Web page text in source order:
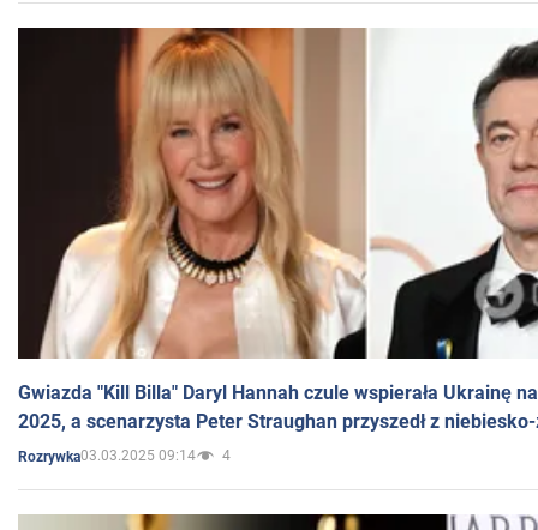
Gwiazda "Kill Billa" Daryl Hannah czule wspierała Ukrainę
2025, a scenarzysta Peter Straughan przyszedł z
Rozrywka03.03.2025 09:14 4